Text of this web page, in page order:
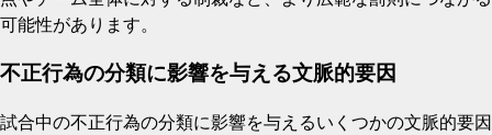
可能性があります。
不正行為の分類に影響を与える文脈的要因
試合中の不正行為の分類に影響を与えるいくつかの文脈的要因